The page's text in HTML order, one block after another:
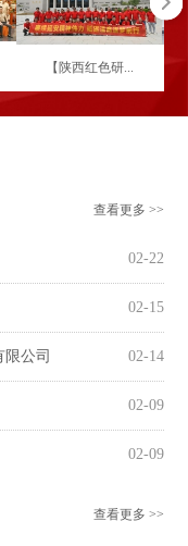
【陕西红色研...
查看更多 >>
02-22
02-15
公司 02-14
02-09
02-09
查看更多 >>